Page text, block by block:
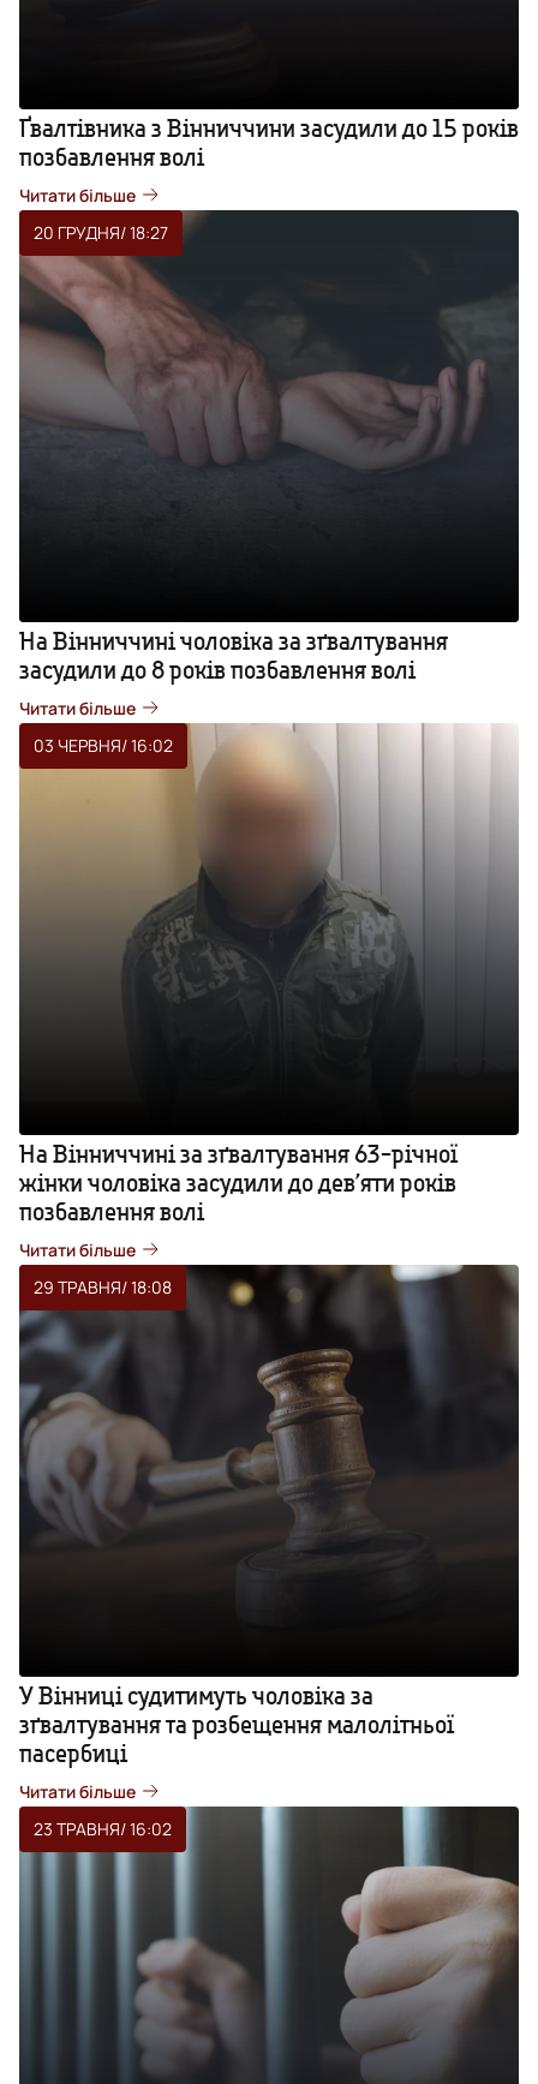
Ґвалтівника з Вінниччини засудили до 15 років
позбавлення волі
Читати більше
20 ГРУДНЯ/ 18:27
На Вінниччині чоловіка за зґвалтування
засудили до 8 років позбавлення волі
Читати більше
03 ЧЕРВНЯ/ 16:02
На Вінниччині за зґвалтування 63-річної
жінки чоловіка засудили до дев’яти років
позбавлення волі
Читати більше
29 ТРАВНЯ/ 18:08
У Вінниці судитимуть чоловіка за
зґвалтування та розбещення малолітньої
пасербиці
Читати більше
23 ТРАВНЯ/ 16:02